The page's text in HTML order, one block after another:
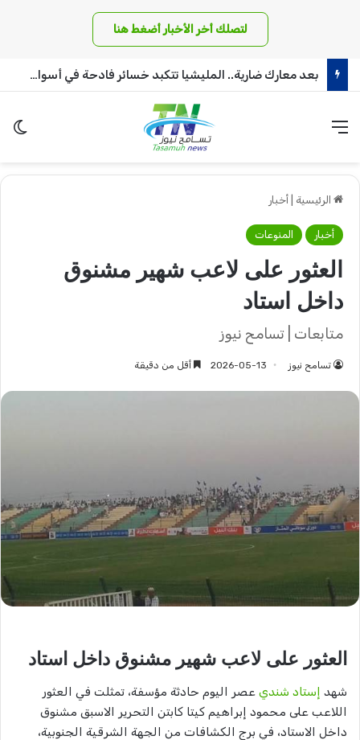
لتصلك أخر الأخبار أضغط هنا
بعد معارك ضارية.. المليشيا تتكبد خسائر فادحة في أسوار بئر سليبة بغرب دافور
القائمة
الرئيسية أخبار
أخبار المنوعات
العثور على لاعب شهير مشنوق
داخل استاد
متابعات | تسامح نيوز
تسامح نيوز 2026-05-13 أقل من دقيقة
العثور على لاعب شهير مشنوق داخل استاد
شهد إستاد شندي عصر اليوم حادثة مؤسفة، تمثلت في العثور
اللاعب على محمود إبراهيم كيتا كابتن التحرير الاسبق مشنوق
داخل الاستاد، في برج الكشافات من الجهة الشرقية الجنوبية،